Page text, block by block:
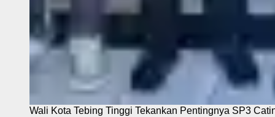
Wali Kota Tebing Tinggi Tekankan Pentingnya SP3